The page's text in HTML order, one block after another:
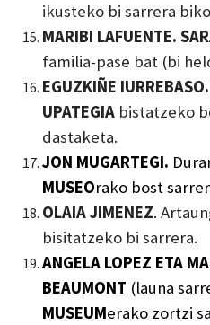
ikusteko bi sarrera
MARIBI LAFUENTE.
familia-pase bat (bi
EGUZKIÑE IURREBASO.
UPATEGIA bistatzeko
dastaketa.
JON MUGARTEGI.
MUSEOrako bost
OLAIA JIMENEZ.
bisitatzeko bi sarrera.
ANGELA LOPEZ ETA
BEAUMONT (launa
MUSEUMerako zortzi